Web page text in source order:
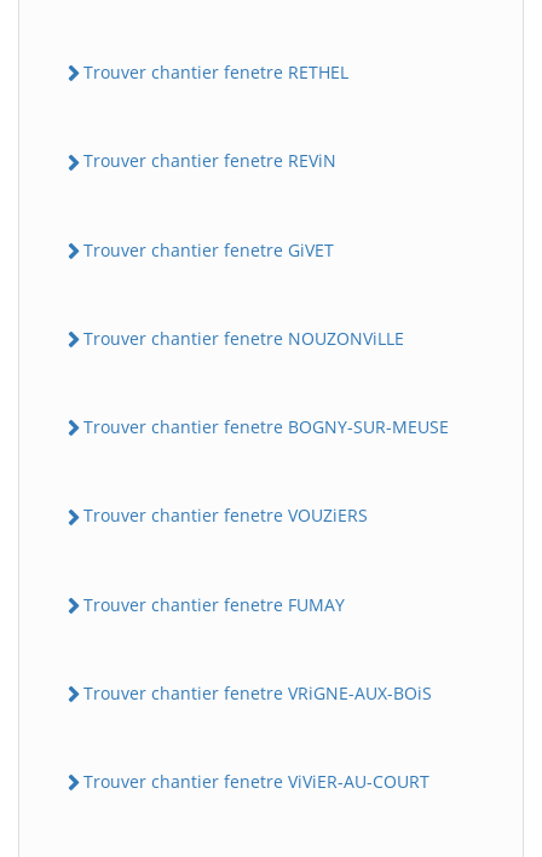
Trouver chantier fenetre RETHEL
Trouver chantier fenetre REViN
Trouver chantier fenetre GiVET
Trouver chantier fenetre NOUZONViLLE
Trouver chantier fenetre BOGNY-SUR-MEUSE
Trouver chantier fenetre VOUZiERS
Trouver chantier fenetre FUMAY
Trouver chantier fenetre VRiGNE-AUX-BOiS
Trouver chantier fenetre ViViER-AU-COURT